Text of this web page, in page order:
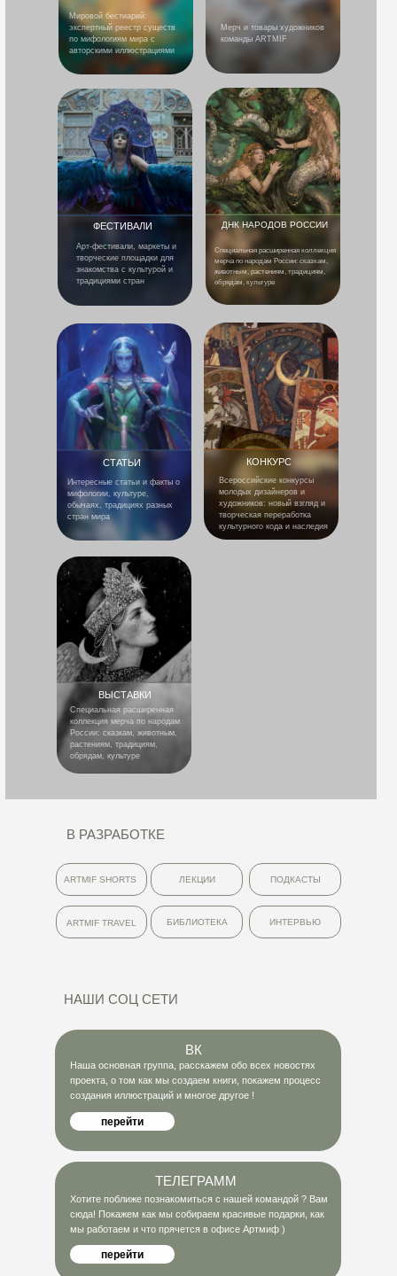
В РАЗРАБОТКЕ
НАШИ СОЦ СЕТИ
ФЕСТИВАЛИ
ARTMIF SHORTS ЛЕКЦИИ ПОДКАСТЫ
ИНТЕРВЬЮ
БИБЛИОТЕКА
ARTMIF TRAVEL
ДНК НАРОДОВ РОССИИ
Арт-фестивали, маркеты и
творческие площадки для
знакомства с культурой и
традициями стран
Мерч и товары художников
команды ARTMIF
Мировой бестиарий:
экспертный реестр существ
по мифологиям мира с
авторскими иллюстрациями
Наша основная группа, расскажем обо всех новостях
проекта, о том как мы создаем книги, покажем процесс
создания иллюстраций и многое другое !
ВК
ТЕЛЕГРАММ
Специальная расширенная
коллекция мерча по народам
России: сказкам, животным,
растениям, традициям,
обрядам, культуре
Всероссийские конкурсы
молодых дизайнеров и
художников: новый взгляд и
творческая переработка
культурного кода и наследия
Интересные статьи и факты о
мифологии, культуре,
обычаях, традициях разных
стран мира
КОНКУРС
Хотите поближе познакомиться с нашей командой ? Вам
сюда! Покажем как мы собираем красивые подарки, как
мы работаем и что прячется в офисе Артмиф )
Специальная расширенная коллекция
мерча по народам России: сказкам,
животным, растениям, традициям,
обрядам, культуре
ВЫСТАВКИ
СТАТЬИ
перейти
перейти